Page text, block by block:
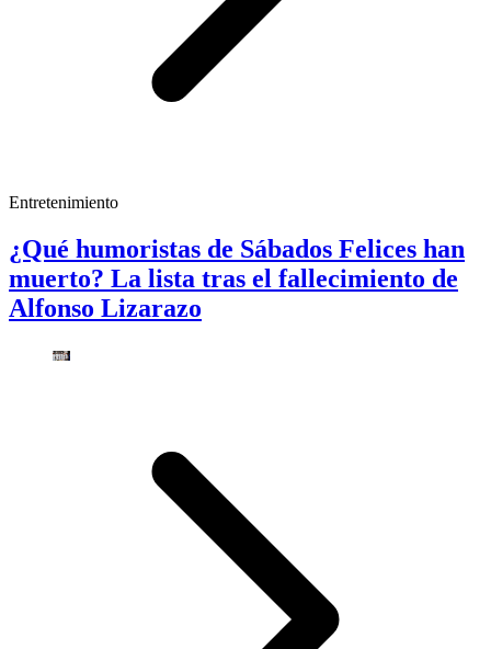
Entretenimiento
¿Qué humoristas de Sábados Felices han
muerto? La lista tras el fallecimiento de
Alfonso Lizarazo